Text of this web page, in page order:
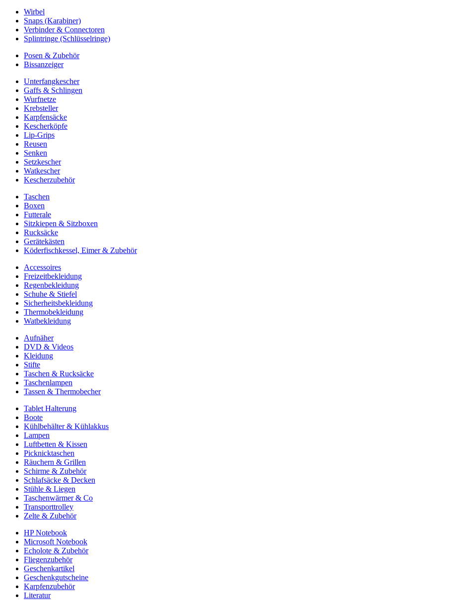
Wirbel
Snaps (Karabiner)
Verbinder & Connectoren
Splintringe (Schlüsselringe)
Posen & Zubehör
Bissanzeiger
Unterfangkescher
Gaffs & Schlingen
Wurfnetze
Krebsteller
Karpfensäcke
Kescherköpfe
Lip-Grips
Reusen
Senken
Setzkescher
Watkescher
Kescherzubehör
Taschen
Boxen
Futterale
Sitzkiepen & Sitzboxen
Rucksäcke
Gerätekästen
Köderfischkessel, Eimer & Zubehör
Accessoires
Freizeitbekleidung
Regenbekleidung
Schuhe & Stiefel
Sicherheitsbekleidung
Thermobekleidung
Watbekleidung
Aufnäher
DVD & Videos
Kleidung
Stifte
Taschen & Rucksäcke
Taschenlampen
Tassen & Thermobecher
Tablet Halterung
Boote
Kühlbehälter & Kühlakkus
Lampen
Luftbetten & Kissen
Picknicktaschen
Räuchern & Grillen
Schirme & Zubehör
Schlafsäcke & Decken
Stühle & Liegen
Taschenwärmer & Co
Transporttrolley
Zelte & Zubehör
HP Notebook
Microsoft Notebook
Echolote & Zubehör
Fliegenzubehör
Geschenkartikel
Geschenkgutscheine
Karpfenzubehör
Literatur